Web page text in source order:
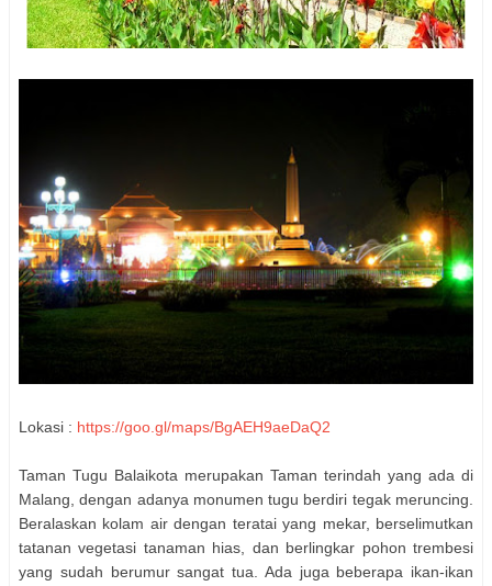
Lokasi : https://goo.gl/maps/BgAEH9aeDaQ2
Taman Tugu Balaikota merupakan Taman terindah yang ada di
Malang, dengan adanya monumen tugu berdiri tegak meruncing.
Beralaskan kolam air dengan teratai yang mekar, berselimutkan
tatanan vegetasi tanaman hias, dan berlingkar pohon trembesi
yang sudah berumur sangat tua. Ada juga beberapa ikan-ikan